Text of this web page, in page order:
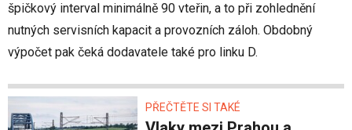
špičkový interval minimálně 90 vteřin, a to při zohlednění
nutných servisních kapacit a provozních záloh. Obdobný
výpočet pak čeká dodavatele také pro linku D.
PŘEČTĚTE SI TAKÉ